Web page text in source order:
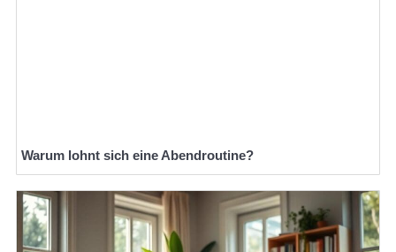
Warum lohnt sich eine Abendroutine?